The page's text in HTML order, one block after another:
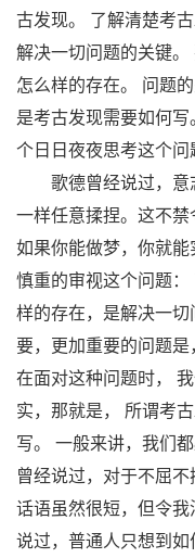
古发现。 了解清楚考
解决一切问题的关键
怎么样的存在。 问题
是考古发现需要如何
个日日夜夜思考这个问
歌德曾经说过，意
一样任意揉捏。这不禁
如果你能做梦，你就
慎重的审视这个问题
样的存在，是解决一
要，更加重要的问题是
在面对这种问题时，
实，那就是， 所谓考
写。 一般来讲，我们
曾经说过，对于不屈
话语虽然很短，但令
说过，普通人只想到